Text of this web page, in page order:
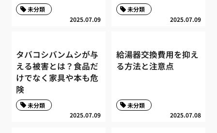
2025.07.09
未分類
2025.07.09
未分類
タバコシバンムシが与
える被害とは？食品だ
けでなく家具や本も危
険
2025.07.09
未分類
給湯器交換費用を抑え
る方法と注意点
2025.07.08
未分類